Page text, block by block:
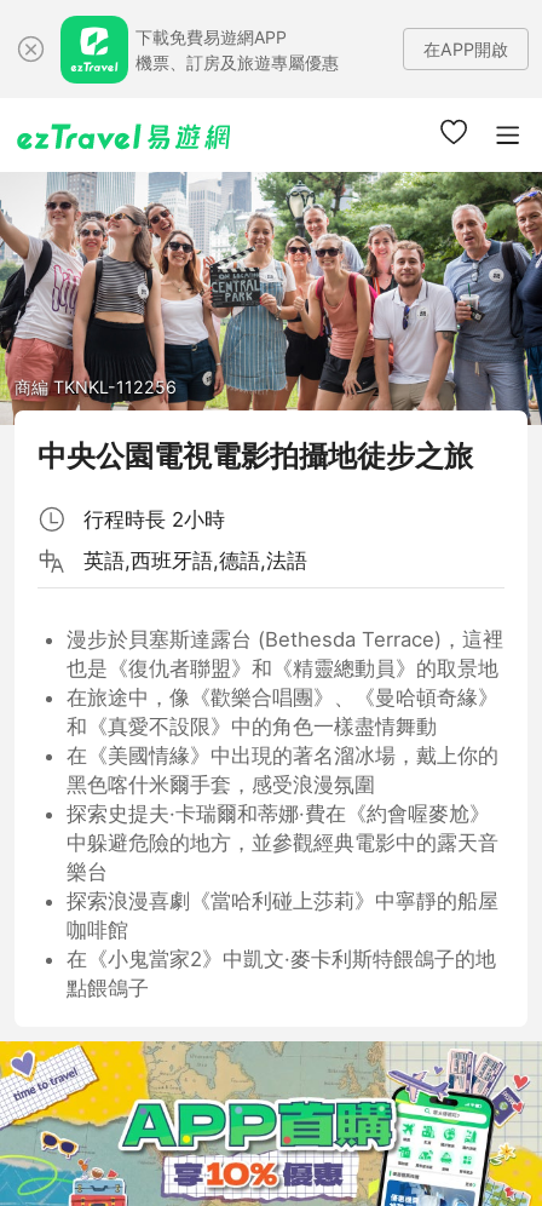
下載免費易遊網APP
機票、訂房及旅遊專屬優惠
在APP開啟
商編 TKNKL-112256
中央公園電視電影拍攝地徒步之旅
行程時長 2小時
英語,西班牙語,德語,法語
漫步於貝塞斯達露台 (Bethesda Terrace)，這裡
也是《復仇者聯盟》和《精靈總動員》的取景地
在旅途中，像《歡樂合唱團》、《曼哈頓奇緣》
和《真愛不設限》中的角色一樣盡情舞動
在《美國情緣》中出現的著名溜冰場，戴上你的
黑色喀什米爾手套，感受浪漫氛圍
探索史提夫·卡瑞爾和蒂娜·費在《約會喔麥尬》
中躲避危險的地方，並參觀經典電影中的露天音
樂台
探索浪漫喜劇《當哈利碰上莎莉》中寧靜的船屋
咖啡館
在《小鬼當家2》中凱文·麥卡利斯特餵鴿子的地
點餵鴿子